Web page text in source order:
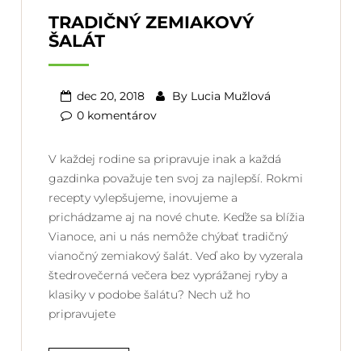
TRADIČNÝ ZEMIAKOVÝ
ŠALÁT
dec 20, 2018 By Lucia Mužlová
0 komentárov
V každej rodine sa pripravuje inak a každá
gazdinka považuje ten svoj za najlepší. Rokmi
recepty vylepšujeme, inovujeme a
prichádzame aj na nové chute. Keďže sa blížia
Vianoce, ani u nás nemôže chýbať tradičný
vianočný zemiakový šalát. Veď ako by vyzerala
štedrovečerná večera bez vyprážanej ryby a
klasiky v podobe šalátu? Nech už ho
pripravujete